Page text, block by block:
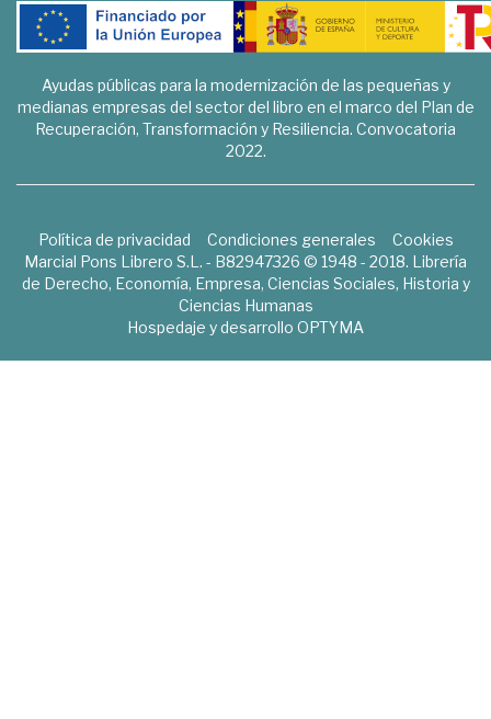
Ayudas públicas para la modernización de las pequeñas y
medianas empresas del sector del libro en el marco del Plan de
Recuperación, Transformación y Resiliencia. Convocatoria
2022.
Política de privacidad Condiciones generales
Cookies
Marcial Pons Librero S.L. - B82947326 © 1948 - 2018. Librería
de Derecho, Economía, Empresa, Ciencias Sociales, Historia y
Ciencias Humanas
Hospedaje y desarrollo OPTYMA